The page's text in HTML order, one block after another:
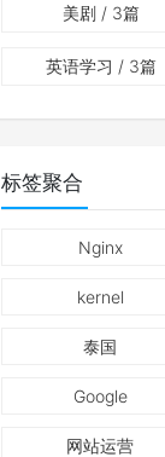
美剧 / 3篇
英语学习 / 3篇
标签聚合
Nginx
kernel
泰国
Google
网站运营